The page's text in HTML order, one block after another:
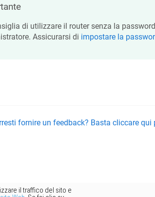
di utilizzare il router senza la
Assicurarsi di impostare la
fornire un feedback? Basta cliccare qui